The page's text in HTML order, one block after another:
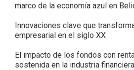
marco de la economía azul en
Innovaciones clave que
empresarial en el siglo XX
El impacto de los fondos con
sostenida en la industria financiera